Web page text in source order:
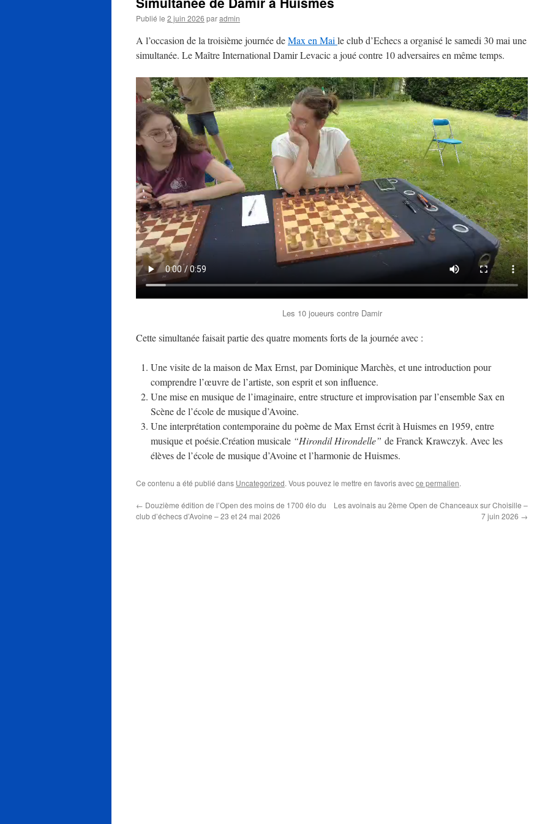
Publié le 2 juin 2026 paradmin
A l’occasion de la troisième journée deMax en Mai le club d’Echecs a organisé le samedi 30 mai une
simultanée. Le Maître International Damir Levacic a joué contre 10 adversaires en même temps.
Les 10 joueurs contre Damir
Cette simultanée faisait partie des quatre moments forts de la journée avec :
Une visite de la maison de Max Ernst, par Dominique Marchès, et une introduction pour
comprendre l’œuvre de l’artiste, son esprit et son influence.
Une mise en musique de l’imaginaire, entre structure et improvisation par l’ensemble Sax en
Scène de l’école de musiqued’Avoine.
Une interprétation contemporaine du poème de Max Ernst écrit à Huismes en 1959, entre
musique et poésie.Création musicale “Hirondil Hirondelle” de Franck Krawczyk. Avec les
élèves de l’école de musique d’Avoine et l’harmonie de Huismes.
Ce contenu a été publié dans Uncategorized. Vous pouvez le mettre en favoris avecce permalien.
← Douzième édition de l’Open des moins de 1700 élo du
club d’échecs d’Avoine – 23 et 24 mai 2026
Les avoinais au 2ème Open de Chanceaux sur Choisille –
7 juin 2026 →